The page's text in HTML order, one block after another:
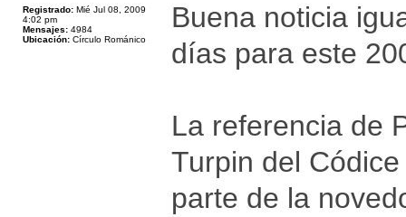
Registrado: Mié Jul 08, 2009
4:02 pm
Mensajes: 4984
Ubicación: Círculo Románico
Buena noticia
días para este
La referencia de
Turpin del
parte de la